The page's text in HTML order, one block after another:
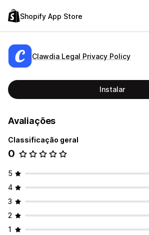
Shopify App Store
Clawdia Legal Privacy Policy
Instalar
Avaliações
Classificação geral
0
5
4
3
2
1